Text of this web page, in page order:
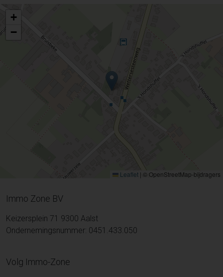
+
−
Leaflet | © OpenStreetMap-bijdragers
Immo Zone BV
Keizersplein 71 9300 Aalst
Ondernemingsnummer: 0451.433.050
Volg Immo-Zone